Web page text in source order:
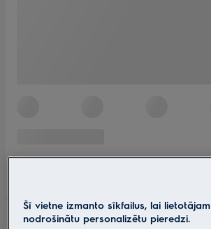
Šī vietne izmanto sīkfailus, lai lietotājam
nodrošinātu personalizētu pieredzi.